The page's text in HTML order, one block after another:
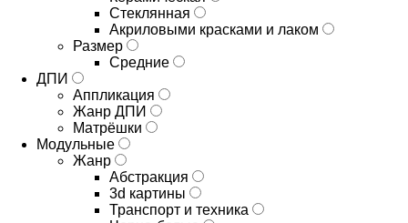
Стеклянная
Акриловыми красками и лаком
Размер
Средние
ДПИ
Аппликация
Жанр ДПИ
Матрёшки
Модульные
Жанр
Абстракция
3d картины
Транспорт и техника